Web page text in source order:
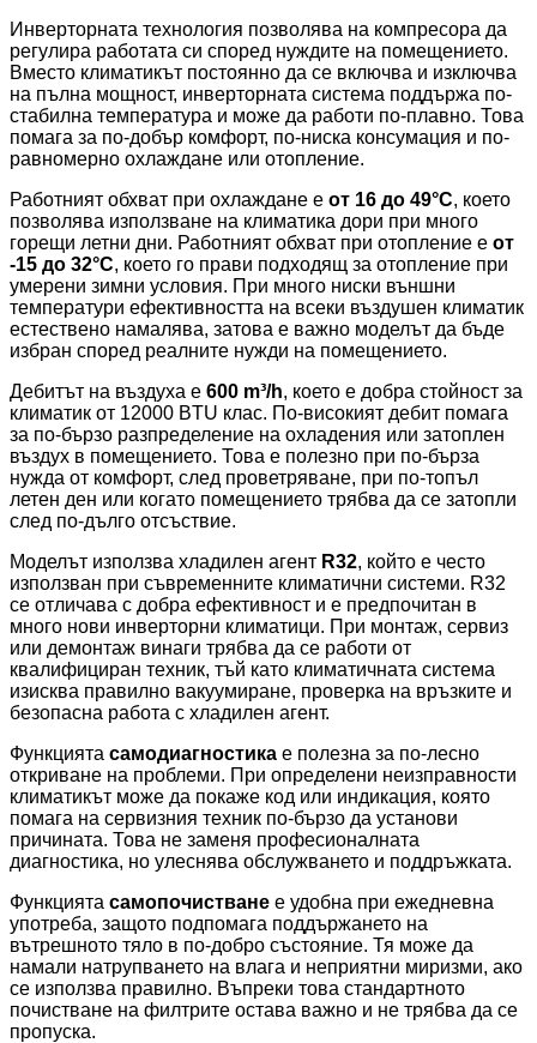
Инверторната технология позволява на компресора да
регулира работата си според нуждите на помещението.
Вместо климатикът постоянно да се включва и изключва
на пълна мощност, инверторната система поддържа по-
стабилна температура и може да работи по-плавно. Това
помага за по-добър комфорт, по-ниска консумация и по-
равномерно охлаждане или отопление.
Работният обхват при охлаждане е от 16 до 49°C, което
позволява използване на климатика дори при много
горещи летни дни. Работният обхват при отопление е от
-15 до 32°C, което го прави подходящ за отопление при
умерени зимни условия. При много ниски външни
температури ефективността на всеки въздушен климатик
естествено намалява, затова е важно моделът да бъде
избран според реалните нужди на помещението.
Дебитът на въздуха е 600 m³/h, което е добра стойност за
климатик от 12000 BTU клас. По-високият дебит помага
за по-бързо разпределение на охладения или затоплен
въздух в помещението. Това е полезно при по-бърза
нужда от комфорт, след проветряване, при по-топъл
летен ден или когато помещението трябва да се затопли
след по-дълго отсъствие.
Моделът използва хладилен агент R32, който е често
използван при съвременните климатични системи. R32
се отличава с добра ефективност и е предпочитан в
много нови инверторни климатици. При монтаж, сервиз
или демонтаж винаги трябва да се работи от
квалифициран техник, тъй като климатичната система
изисква правилно вакуумиране, проверка на връзките и
безопасна работа с хладилен агент.
Функцията самодиагностика е полезна за по-лесно
откриване на проблеми. При определени неизправности
климатикът може да покаже код или индикация, която
помага на сервизния техник по-бързо да установи
причината. Това не заменя професионалната
диагностика, но улеснява обслужването и поддръжката.
Функцията самопочистване е удобна при ежедневна
употреба, защото подпомага поддържането на
вътрешното тяло в по-добро състояние. Тя може да
намали натрупването на влага и неприятни миризми, ако
се използва правилно. Въпреки това стандартното
почистване на филтрите остава важно и не трябва да се
пропуска.